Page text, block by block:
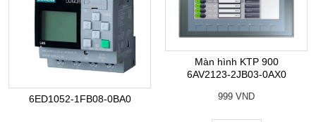
6ED1052-1FB08-0BA0
Màn hình KTP 900
6AV2123-2JB03-0AX0
999 VND